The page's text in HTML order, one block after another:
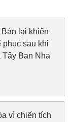
lại khiến
phục sau khi
Tây Ban Nha
vì chiến tích